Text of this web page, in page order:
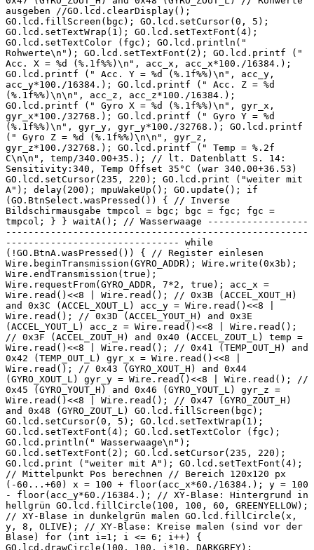
ausgeben //GO.lcd.clearDisplay();
GO.lcd.fillScreen(bgc); GO.lcd.setCursor(0, 5);
GO.lcd.setTextWrap(1); GO.lcd.setTextFont(4);
GO.lcd.setTextColor (fgc); GO.lcd.println("
Rohwerte\n"); GO.lcd.setTextFont(2); GO.lcd.printf ("
Acc. X = %d (%.1f%%)\n", acc_x, acc_x*100./16384.);
GO.lcd.printf (" Acc. Y = %d (%.1f%%)\n", acc_y,
acc_y*100./16384.); GO.lcd.printf (" Acc. Z = %d
(%.1f%%)\n\n", acc_z, acc_z*100./16384.);
GO.lcd.printf (" Gyro X = %d (%.1f%%)\n", gyr_x,
gyr_x*100./32768.); GO.lcd.printf (" Gyro Y = %d
(%.1f%%)\n", gyr_y, gyr_y*100./32768.); GO.lcd.printf
(" Gyro Z = %d (%.1f%%)\n\n", gyr_z,
gyr_z*100./32768.); GO.lcd.printf (" Temp = %.2f
C\n\n", temp/340.00+35.); // lt. Datenblatt S. 14:
Sensitivity:340, Temp Offset 35°C (war 340.00+36.53)
GO.lcd.setCursor(235, 220); GO.lcd.print ("weiter mit
A"); delay(200); mpuWakeUp(); GO.update(); if
(GO.BtnSelect.wasPressed()) { // Inverse
Bildschirmausgabe tmpcol = bgc; bgc = fgc; fgc =
tmpcol; } } waitA(); // Wasserwaage ------------------
------------------------------------------------------
------------------------------- while
(!GO.BtnA.wasPressed()) { // Register einlesen
Wire.beginTransmission(GYRO_ADDR); Wire.write(0x3b);
Wire.endTransmission(true);
Wire.requestFrom(GYRO_ADDR, 7*2, true); acc_x =
Wire.read()<<8 | Wire.read(); // 0x3B (ACCEL_XOUT_H)
and 0x3C (ACCEL_XOUT_L) acc_y = Wire.read()<<8 |
Wire.read(); // 0x3D (ACCEL_YOUT_H) and 0x3E
(ACCEL_YOUT_L) acc_z = Wire.read()<<8 | Wire.read();
// 0x3F (ACCEL_ZOUT_H) and 0x40 (ACCEL_ZOUT_L) temp =
Wire.read()<<8 | Wire.read(); // 0x41 (TEMP_OUT_H) and
0x42 (TEMP_OUT_L) gyr_x = Wire.read()<<8 |
Wire.read(); // 0x43 (GYRO_XOUT_H) and 0x44
(GYRO_XOUT_L) gyr_y = Wire.read()<<8 | Wire.read(); //
0x45 (GYRO_YOUT_H) and 0x46 (GYRO_YOUT_L) gyr_z =
Wire.read()<<8 | Wire.read(); // 0x47 (GYRO_ZOUT_H)
and 0x48 (GYRO_ZOUT_L) GO.lcd.fillScreen(bgc);
GO.lcd.setCursor(0, 5); GO.lcd.setTextWrap(1);
GO.lcd.setTextFont(4); GO.lcd.setTextColor (fgc);
GO.lcd.println(" Wasserwaage\n");
GO.lcd.setTextFont(2); GO.lcd.setCursor(235, 220);
GO.lcd.print ("weiter mit A"); GO.lcd.setTextFont(4);
// Mittelpunkt Pos berechnen // Bereich 120x120 px
(-60...+60) x = 100 + floor(acc_x*60./16384.); y = 100
- floor(acc_y*60./16384.); // XY-Blase: Hintergrund in
hellgrün GO.lcd.fillCircle(100, 100, 60, GREENYELLOW);
// XY-Blase in dunkelgrün malen GO.lcd.fillCircle(x,
y, 8, OLIVE); // XY-Blase: Kreise malen (sind vor der
Blase) for (int i=1; i <= 6; i++) {
GO.lcd.drawCircle(100, 100, i*10, DARKGREY);